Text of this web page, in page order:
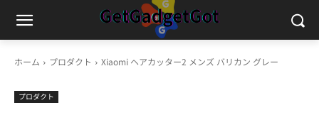
ホーム プロダクト Xiaomi ヘアカッター2 メンズ バリカン グレー
プロダクト